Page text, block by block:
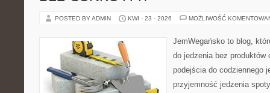
POSTED BY ADMIN KWI - 23 - 2026 MOŻLIWOŚĆ
JemWegańsko to blog,
do jedzenia bez produktów
podejścia do codziennego
przyjemność jedzenia